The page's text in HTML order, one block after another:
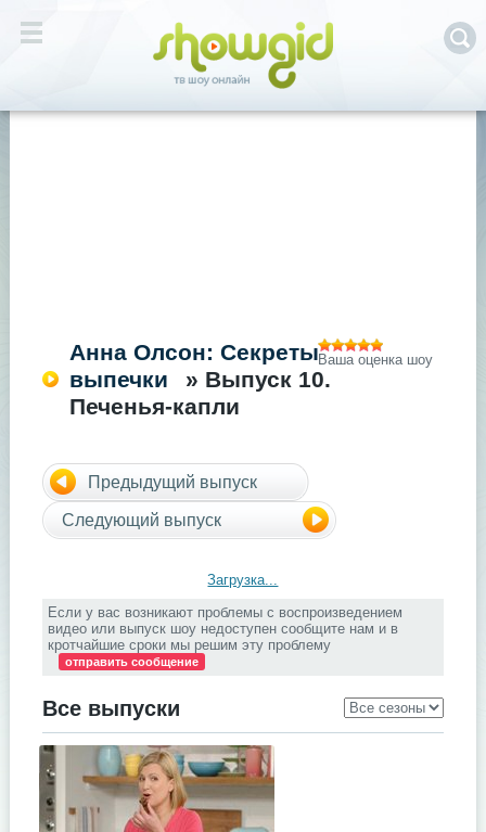
Анна Олсон: Секреты
выпечки
» Выпуск 10.
Печенья-капли
Ваша оценка шоу
Предыдущий выпуск
Следующий выпуск
Загрузка...
Если у вас возникают проблемы с воспроизведением
видео или выпуск шоу недоступен сообщите нам и в
кротчайшие сроки мы решим эту проблему
отправить сообщение
Все выпуски